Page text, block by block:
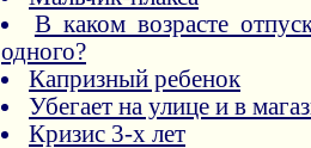
В каком возрасте
одного?
Капризный ребенок
Убегает на улице и в
Кризис 3-х лет